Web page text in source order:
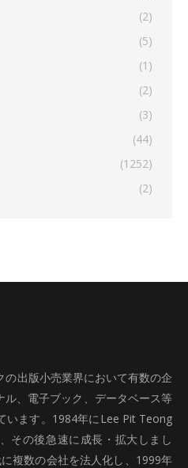
(2)
(5)
(1)
(2)
(3)
(44)
(1252)
(2)
出版小売業界において有数の企
、電子ブック、データベース等
います。1984年にLee Pit Teong
その後急速に成長・拡大しまし
複数の会社を法人化し、1999年